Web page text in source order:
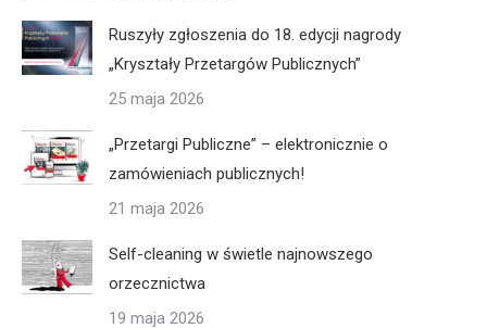
Ruszyły zgłoszenia do 18. edycji nagrody
„Kryształy Przetargów Publicznych”
25 maja 2026
„Przetargi Publiczne” – elektronicznie o
zamówieniach publicznych!
21 maja 2026
Self-cleaning w świetle najnowszego
orzecznictwa
19 maja 2026